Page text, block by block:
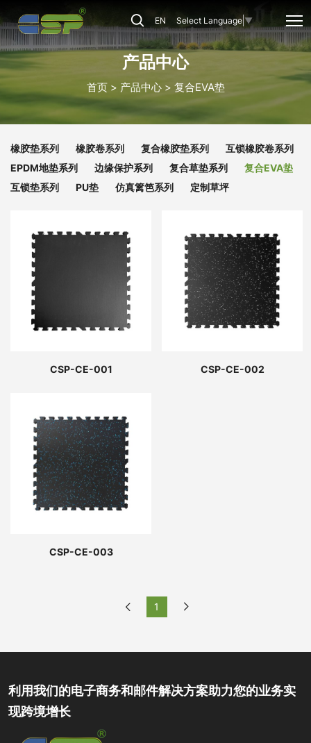
EN Select Language ▼
复
合
EVA
垫
产品中心
首页 产品中心 复合EVA垫
橡胶垫系列 橡胶卷系列 复合橡胶垫系列
互锁橡胶卷系列
EPDM地垫系列
边缘保护系列 复合草垫系列
复合EVA垫
互锁垫系列
PU垫 仿真篱笆系列 定制草坪
CSP-CE-001 CSP-CE-002
CSP-CE-003
1
利用我们的电子商务和邮件解决方案助力您的业务实
现跨境增长